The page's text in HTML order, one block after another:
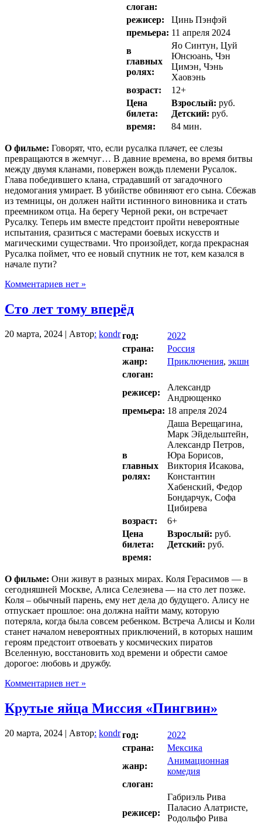
слоган:
режисер:
Цинь Пэнфэй
премьера: 11 апреля 2024
в
главных
ролях:
Яо Синтун, Цуй
Юнсюань, Чэн
Цимэн, Чэнь
Хаовэнь
возраст:
12+
Цена
билета:
Взрослый: руб.
Детский: руб.
время:
84 мин.
О фильме: Говорят, что, если русалка плачет, ее слезы
превращаются в жемчуг… В давние времена, во время битвы
между двумя кланами, повержен вождь племени Русалок.
Глава победившего клана, страдавший от загадочного
недомогания умирает. В убийстве обвиняют его сына. Сбежав
из темницы, он должен найти истинного виновника и стать
преемником отца. На берегу Черной реки, он встречает
Русалку. Теперь им вместе предстоит пройти невероятные
испытания, сразиться с мастерами боевых искусств и
магическими существами. Что произойдет, когда прекрасная
Русалка поймет, что ее новый спутник не тот, кем казался в
начале пути?
Комментариев нет »
Сто лет тому вперёд
20 марта, 2024 | Автор: kondrгод:
2022
страна:
Россия
жанр:
Приключения, экшн
слоган:
режисер:
Александр
Андрющенко
премьера: 18 апреля 2024
в
главных
ролях:
Даша Верещагина,
Марк Эйдельштейн,
Александр Петров,
Юра Борисов,
Виктория Исакова,
Константин
Хабенский, Федор
Бондарчук, Софа
Цибирева
возраст:
6+
Цена
билета:
Взрослый: руб.
Детский: руб.
время:
О фильме: Они живут в разных мирах. Коля Герасимов — в
сегодняшней Москве, Алиса Селезнева — на сто лет позже.
Коля – обычный парень, ему нет дела до будущего. Алису не
отпускает прошлое: она должна найти маму, которую
потеряла, когда была совсем ребенком. Встреча Алисы и Коли
станет началом невероятных приключений, в которых нашим
героям предстоит отвоевать у космических пиратов
Вселенную, восстановить ход времени и обрести самое
дорогое: любовь и дружбу.
Комментариев нет »
Крутые яйца Миссия «Пингвин»
20 марта, 2024 | Автор: kondrгод:
2022
страна:
Мексика
жанр:
Анимационная
комедия
слоган:
режисер:
Габриэль Рива
Паласио Алатристе,
Родольфо Рива